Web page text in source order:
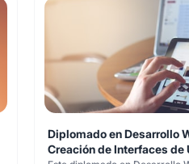
Diplomado en Desarrollo
Creación de Interfaces de